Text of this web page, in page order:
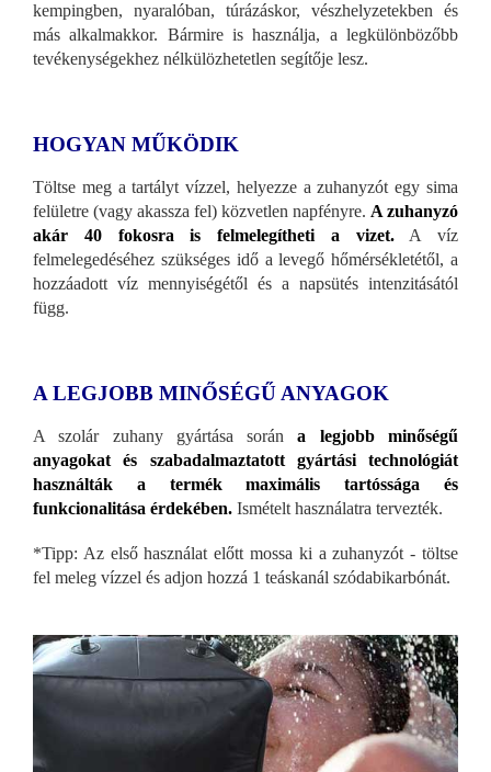
kempingben, nyaralóban, túrázáskor, vészhelyzetekben és
más alkalmakkor. Bármire is használja, a legkülönbözőbb
tevékenységekhez nélkülözhetetlen segítője lesz.
HOGYAN MŰKÖDIK
Töltse meg a tartályt vízzel, helyezze a zuhanyzót egy sima
felületre (vagy akassza fel) közvetlen napfényre. A zuhanyzó
akár 40 fokosra is felmelegítheti a vizet.A víz
felmelegedéséhez szükséges idő a levegő hőmérsékletétől, a
hozzáadott víz mennyiségétől és a napsütés intenzitásától
függ.
A LEGJOBB MINŐSÉGŰ ANYAGOK
A szolár zuhany gyártása sorána legjobb minőségű
anyagokat és szabadalmaztatott gyártási technológiát
használták a termék maximális tartóssága és
funkcionalitása érdekében. Ismételt használatra tervezték.
*Tipp: Az első használat előtt mossa ki a zuhanyzót - töltse
fel meleg vízzel és adjon hozzá 1 teáskanál szódabikarbónát.